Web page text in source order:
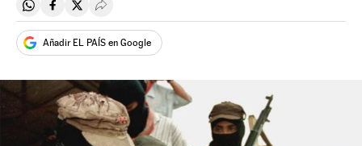
Compartir en Whatsapp
Compartir en Facebook
Compartir en Twitter
Desplegar Redes Sociales
Añadir EL PAÍS en Google